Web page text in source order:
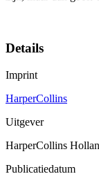
Details
Imprint
HarperCollins
Uitgever
HarperCollins
Publicatiedatum